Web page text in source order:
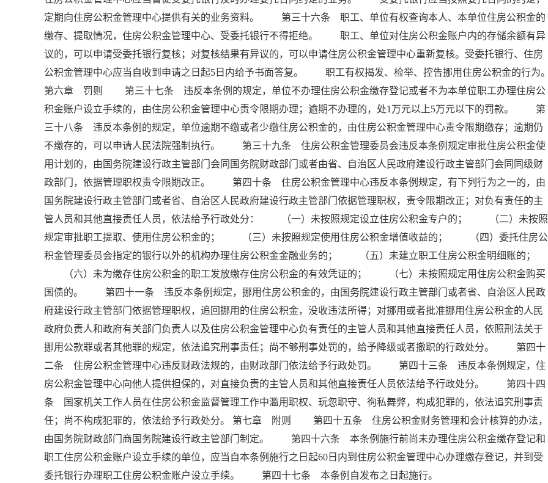
定期向住房公积金管理中心提供有关的业务资料。 第三十六条 职工、单位有权查询本人、本单位住房公积金的
缴存、提取情况，住房公积金管理中心、受委托银行不得拒绝。 职工、单位对住房公积金账户内的存储余额有异
议的，可以申请受委托银行复核；对复核结果有异议的，可以申请住房公积金管理中心重新复核。受委托银行、住房
公积金管理中心应当自收到申请之日起5日内给予书面答复。 职工有权揭发、检举、控告挪用住房公积金的行为
第六章 罚则 第三十七条 违反本条例的规定，单位不办理住房公积金缴存登记或者不为本单位职工办理住房公
积金账户设立手续的，由住房公积金管理中心责令限期办理；逾期不办理的，处1万元以上5万元以下的罚款。 第
三十八条 违反本条例的规定，单位逾期不缴或者少缴住房公积金的，由住房公积金管理中心责令限期缴存；逾期仍
不缴存的，可以申请人民法院强制执行。 第三十九条 住房公积金管理委员会违反本条例规定审批住房公积金使
用计划的，由国务院建设行政主管部门会同国务院财政部门或者由省、自治区人民政府建设行政主管部门会同同级财
政部门，依据管理职权责令限期改正。 第四十条 住房公积金管理中心违反本条例规定，有下列行为之一的，由
国务院建设行政主管部门或者省、自治区人民政府建设行政主管部门依据管理职权，责令限期改正；对负有责任的主
管人员和其他直接责任人员，依法给予行政处分： （一）未按照规定设立住房公积金专户的； （二）未按照
规定审批职工提取、使用住房公积金的； （三）未按照规定使用住房公积金增值收益的； （四）委托住房公
积金管理委员会指定的银行以外的机构办理住房公积金金融业务的； （五）未建立职工住房公积金明细账的；
（六）未为缴存住房公积金的职工发放缴存住房公积金的有效凭证的； （七）未按照规定用住房公积金购买
国债的。 第四十一条 违反本条例规定，挪用住房公积金的，由国务院建设行政主管部门或者省、自治区人民政
府建设行政主管部门依据管理职权，追回挪用的住房公积金，没收违法所得；对挪用或者批准挪用住房公积金的人民
政府负责人和政府有关部门负责人以及住房公积金管理中心负有责任的主管人员和其他直接责任人员，依照刑法关于
挪用公款罪或者其他罪的规定，依法追究刑事责任；尚不够刑事处罚的，给予降级或者撤职的行政处分。 第四十
二条 住房公积金管理中心违反财政法规的，由财政部门依法给予行政处罚。 第四十三条 违反本条例规定，住
房公积金管理中心向他人提供担保的，对直接负责的主管人员和其他直接责任人员依法给予行政处分。 第四十四
条 国家机关工作人员在住房公积金监督管理工作中滥用职权、玩忽职守、徇私舞弊，构成犯罪的，依法追究刑事责
任；尚不构成犯罪的，依法给予行政处分。 第七章 附则 第四十五条 住房公积金财务管理和会计核算的办法，
由国务院财政部门商国务院建设行政主管部门制定。 第四十六条 本条例施行前尚未办理住房公积金缴存登记和
职工住房公积金账户设立手续的单位，应当自本条例施行之日起60日内到住房公积金管理中心办理缴存登记，并到受
委托银行办理职工住房公积金账户设立手续。 第四十七条 本条例自发布之日起施行。